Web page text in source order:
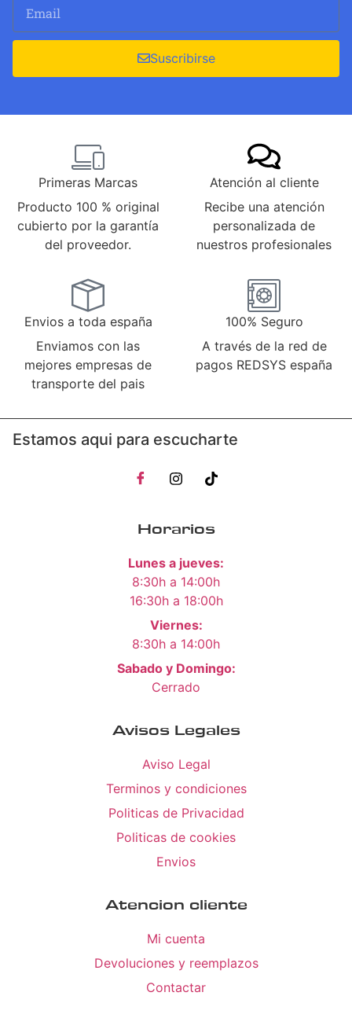
Suscribirse
Primeras Marcas
Producto 100 % original
cubierto por la garantía
del proveedor.
Atención al cliente
Recibe una atención
personalizada de
nuestros profesionales
Envios a toda españa
Enviamos con las
mejores empresas de
transporte del pais
100% Seguro
A través de la red de
pagos REDSYS españa
Estamos aqui para escucharte
Horarios
Lunes a jueves:
8:30h a 14:00h
16:30h a 18:00h
Viernes:
8:30h a 14:00h
Sabado y Domingo:
Cerrado
Avisos Legales
Aviso Legal
Terminos y condiciones
Politicas de Privacidad
Politicas de cookies
Envios
Atencion cliente
Mi cuenta
Devoluciones y reemplazos
Contactar